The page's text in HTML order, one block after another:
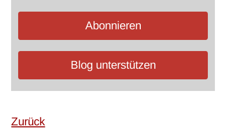
Abonnieren
Blog unterstützen
Zurück